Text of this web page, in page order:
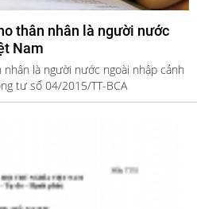
thân nhân là người nước
Nam
là người nước ngoài nhập cảnh
tư số 04/2015/TT-BCA